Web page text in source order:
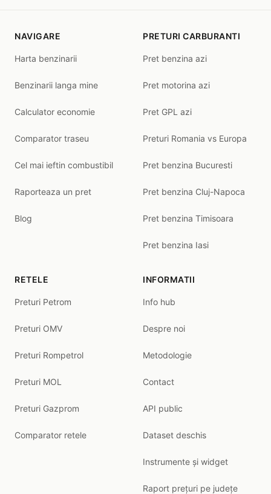
NAVIGARE
Harta benzinarii
Benzinarii langa mine
Calculator economie
Comparator traseu
Cel mai ieftin combustibil
Raporteaza un pret
Blog
PRETURI CARBURANTI
Pret benzina azi
Pret motorina azi
Pret GPL azi
Preturi Romania vs Europa
Pret benzina Bucuresti
Pret benzina Cluj-Napoca
Pret benzina Timisoara
Pret benzina Iasi
RETELE
Preturi Petrom
Preturi OMV
Preturi Rompetrol
Preturi MOL
Preturi Gazprom
Comparator retele
INFORMATII
Info hub
Despre noi
Metodologie
Contact
API public
Dataset deschis
Instrumente și widget
Raport prețuri pe județe